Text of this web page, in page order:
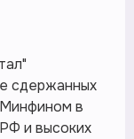
сдержанных
в
и высоких